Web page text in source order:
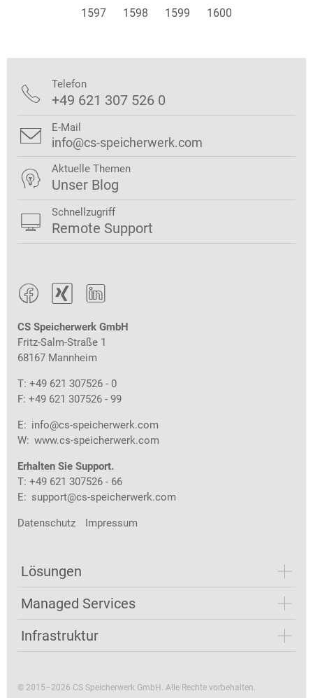
1597
1598 1599 1600
  
CS Speicherwerk GmbH
Fritz-Salm-Straße 1
68167 Mannheim
T: +49 621 307526 - 0
F: +49 621 307526 - 99
E: info@cs-speicherwerk.com
W: www.cs-speicherwerk.com
Erhalten Sie Support.
T: +49 621 307526 - 66
E: support@cs-speicherwerk.com
Datenschutz Impressum
Lösungen
Managed Services
Infrastruktur
 Telefon
+49 621 307 526 0
 E-Mail
info@cs-speicherwerk.com
 Aktuelle Themen
Unser Blog
 Schnellzugriff
Remote Support
© 2015–2026 CS Speicherwerk GmbH. Alle Rechte vorbehalten.